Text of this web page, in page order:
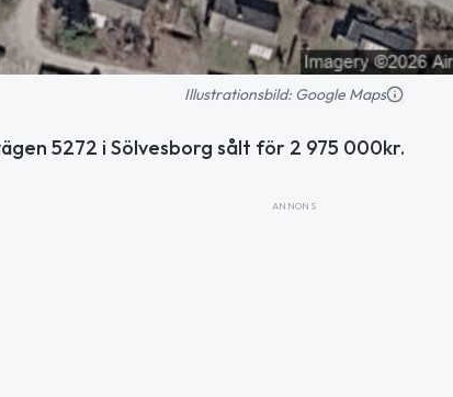
Illustrationsbild: Google Maps
5272 i Sölvesborg sålt för 2 975 000kr.
ANNONS